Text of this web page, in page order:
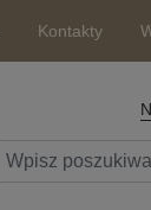
Kontakty